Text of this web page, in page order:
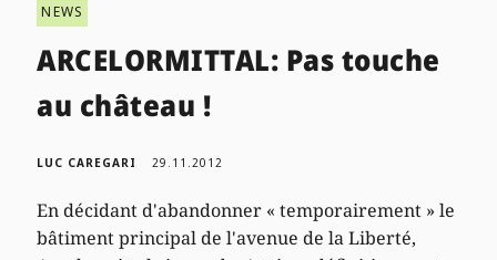
NEWS
ARCELORMITTAL: Pas touche
au château !
LUC CAREGARI 29.11.2012
En décidant d'abandonner « temporairement » le
bâtiment principal de l'avenue de la Liberté,